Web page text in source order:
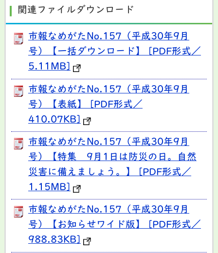
関連ファイルダウンロード
市報なめがたNo.157（平成30年9月
号）【一括ダウンロード】 [PDF形式／
5.11MB]
市報なめがたNo.157（平成30年9月
号）【表紙】 [PDF形式／
410.07KB]
市報なめがたNo.157（平成30年9月
号）【特集 9月1日は防災の日。自然
災害に備えましょう。】 [PDF形式／
1.15MB]
市報なめがたNo.157（平成30年9月
号）【お知らせワイド版】 [PDF形式／
988.83KB]